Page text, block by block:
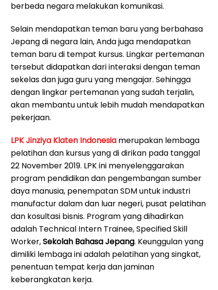
berbeda negara melakukan komunikasi.
Selain mendapatkan teman baru yang berbahasa
Jepang di negara lain, Anda juga mendapatkan
teman baru di tempat kursus. Lingkar pertemanan
tersebut didapatkan dari interaksi dengan teman
sekelas dan juga guru yang mengajar. Sehingga
dengan lingkar pertemanan yang sudah terjalin,
akan membantu untuk lebih mudah mendapatkan
pekerjaan.
LPK Jinziya Klaten Indonesia merupakan lembaga
pelatihan dan kursus yang di dirikan pada tanggal
22 November 2019. LPK ini menyelenggarakan
program pendidikan dan pengembangan sumber
daya manusia, penempatan SDM untuk industri
manufactur dalam dan luar negeri, pusat pelatihan
dan kosultasi bisnis. Program yang dihadirkan
adalah Technical Intern Trainee, Specified Skill
Worker,Sekolah Bahasa Jepang. Keunggulan yang
dimiliki lembaga ini adalah pelatihan yang singkat,
penentuan tempat kerja dan jaminan
keberangkatan kerja.